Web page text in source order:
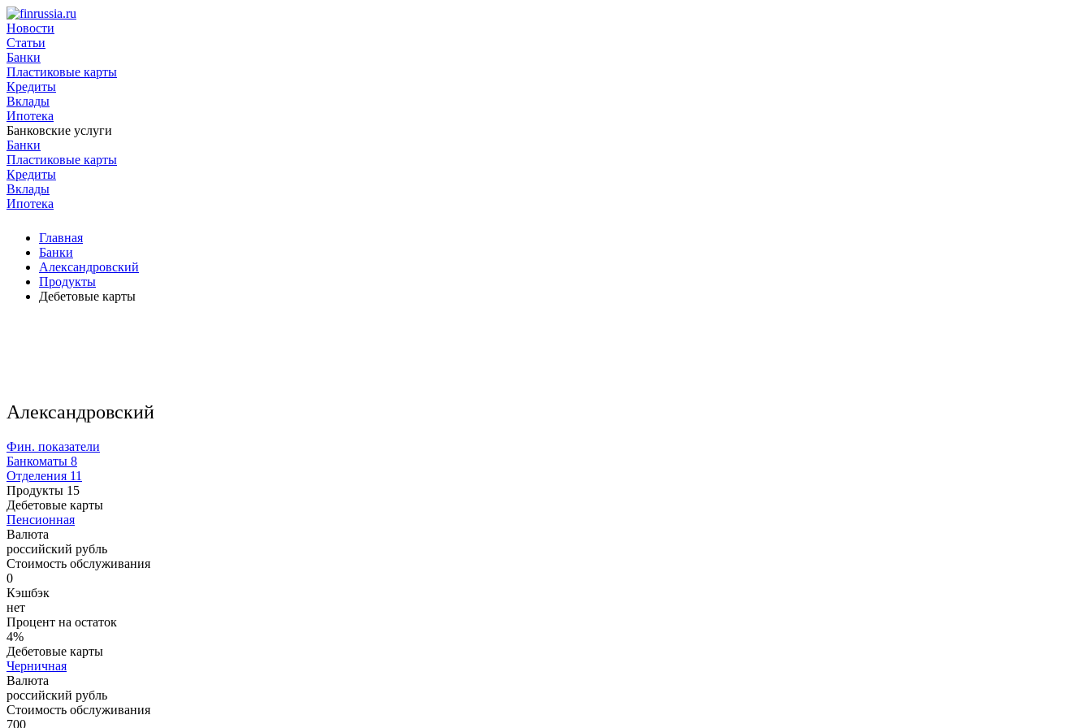
Новости
Статьи
Банки
Пластиковые карты
Кредиты
Вклады
Ипотека
Банковские услуги
Банки
Пластиковые карты
Кредиты
Вклады
Ипотека
Главная
Банки
Александровский
Продукты
Дебетовые карты
Александровский
Фин. показатели
Банкоматы 8
Отделения 11
Продукты 15
Дебетовые карты
Пенсионная
Валюта
российский рубль
Стоимость обслуживания
0
Кэшбэк
нет
Процент на остаток
4%
Дебетовые карты
Черничная
Валюта
российский рубль
Стоимость обслуживания
700